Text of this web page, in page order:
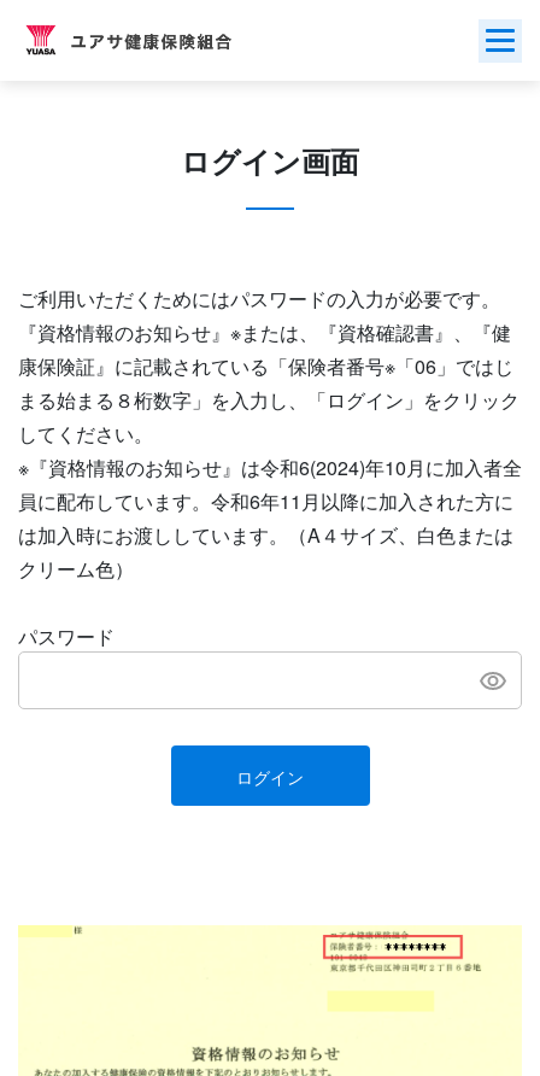
ログイン画面
ご利用いただくためにはパスワードの入力が必要です。
『資格情報のお知らせ』※または、『資格確認書』、『健
康保険証』に記載されている「保険者番号※「06」ではじ
まる始まる８桁数字」を入力し、「ログイン」をクリック
してください。
※『資格情報のお知らせ』は令和6(2024)年10月に加入者全
員に配布しています。令和6年11月以降に加入された方に
は加入時にお渡ししています。（A４サイズ、白色または
クリーム色）
パスワード
ログイン